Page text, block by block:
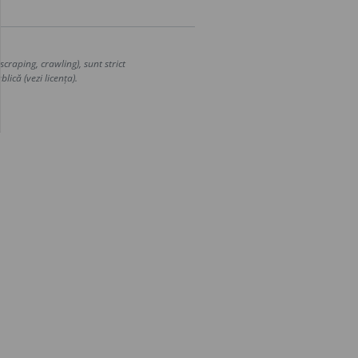
crawling), sunt strict
(vezi licența).